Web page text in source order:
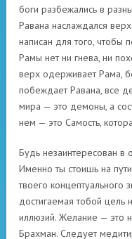
боги разбежались в
Равана наслаждался
написан для того, чтобы
Рамы нет ни гнева, ни
верх одерживает Рама,
побеждает Равана, все
мира — это демоны, а
нем — это Самость,
Будь незаинтересован в
Именно ты стоишь на
твоего концептуального
достигаемая тобой цель
иллюзий. Желание — это
Брахман. Следует